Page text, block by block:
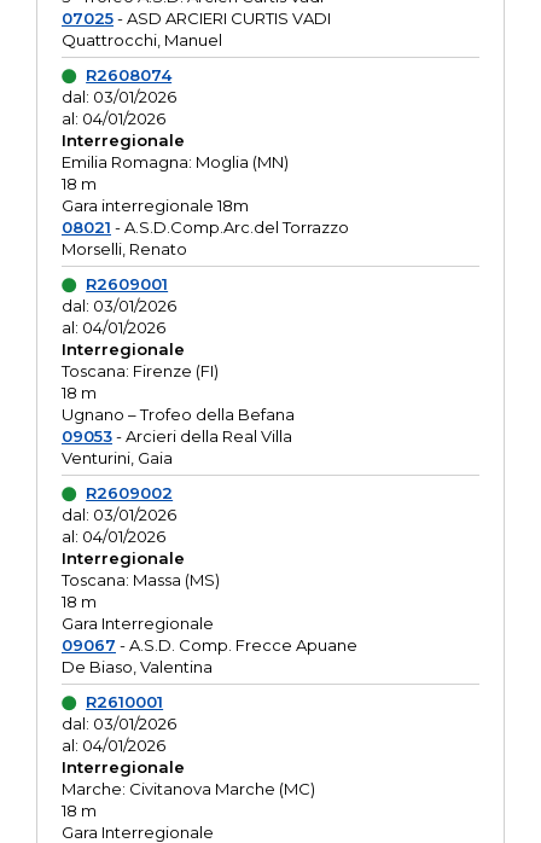
07025- ASD ARCIERI CURTIS VADI
Quattrocchi, Manuel
R2608074
dal: 03/01/2026
al: 04/01/2026
Interregionale
Emilia Romagna: Moglia (MN)
18 m
Gara interregionale 18m
08021 - A.S.D.Comp.Arc.del Torrazzo
Morselli, Renato
R2609001
dal: 03/01/2026
al: 04/01/2026
Interregionale
Toscana: Firenze (FI)
18 m
Ugnano – Trofeo della Befana
09053- Arcieri della Real Villa
Venturini, Gaia
R2609002
dal: 03/01/2026
al: 04/01/2026
Interregionale
Toscana: Massa (MS)
18 m
Gara Interregionale
09067 - A.S.D. Comp. Frecce Apuane
De Biaso, Valentina
R2610001
dal: 03/01/2026
al: 04/01/2026
Interregionale
Marche: Civitanova Marche (MC)
18 m
Gara Interregionale